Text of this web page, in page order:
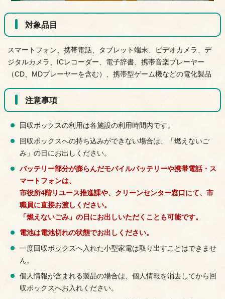
対象品目
スマートフォン、携帯電話、タブレット端末、ビデオカメラ、デ
ジタルカメラ、ICレコーダー、電子辞書、携帯音楽プレーヤー
（CD、MDプレーヤーを含む）、携帯型ゲーム機などの電化製品
注意事項
回収ボックスの利用は各施設の利用時間内です。
回収ボックスへの持ち込みができない場合は、「燃えないご
み」の日にお出しください。
バッテリー部分が膨らんだモバイルバッテリーや携帯電話・ス
マートフォンは、
市役所4階リユース推進課や、クリーンセンター窓口にて、市
職員に直接お渡しください。
「燃えないごみ」の日にお出しいただくことも可能です。
電池は電池切れの状態でお出しください。
一度回収ボックスへ入れた小型家電は取り出すことはできませ
ん。
個人情報が含まれる製品の場合は、個人情報を消去してから回
収ボックスへお入れください。